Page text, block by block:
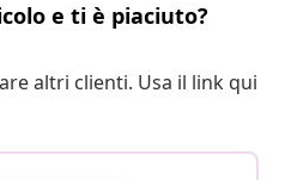
e ti è piaciuto?
altri clienti. Usa il link qui